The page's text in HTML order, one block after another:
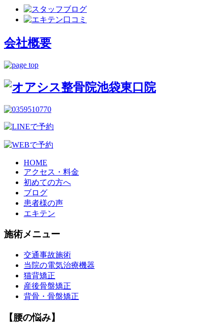
会社概要
HOME
アクセス・料金
初めての方へ
ブログ
患者様の声
エキテン
施術メニュー
交通事故施術
当院の電気治療機器
猫背矯正
産後骨盤矯正
背骨・骨盤矯正
【腰の悩み】